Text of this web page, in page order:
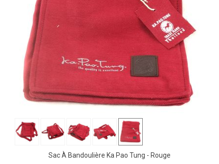
Sac À Bandoulière Ka Pao Tung - Rouge